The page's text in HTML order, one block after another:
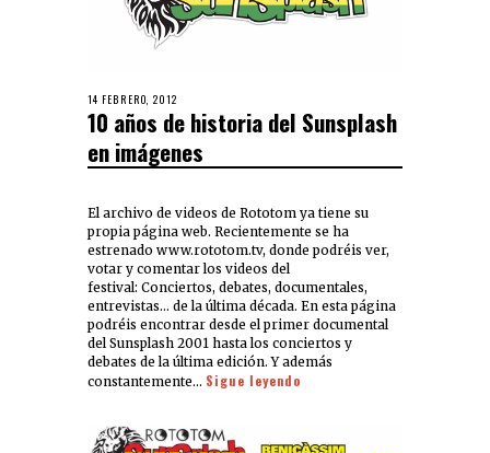
14 FEBRERO, 2012
10 años de historia del Sunsplash
en imágenes
El archivo de videos de Rototom ya tiene su
propia página web. Recientemente se ha
estrenado www.rototom.tv, donde podréis ver,
votar y comentar los videos del
festival: Conciertos, debates, documentales,
entrevistas… de la última década. En esta página
podréis encontrar desde el primer documental
del Sunsplash 2001 hasta los conciertos y
debates de la última edición. Y además
constantemente… Sigue leyendo